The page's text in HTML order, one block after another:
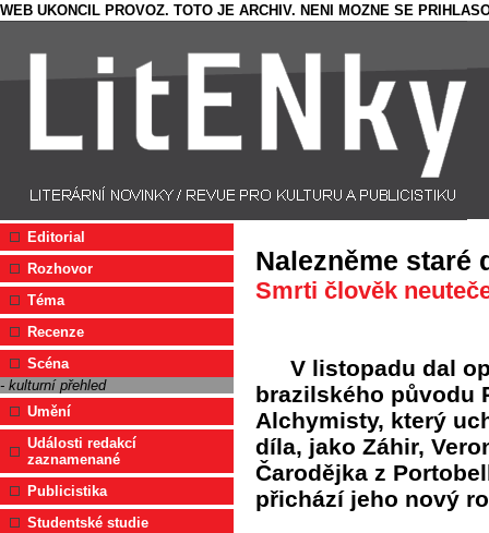
WEB UKONCIL PROVOZ. TOTO JE ARCHIV. NENI MOZNE SE
Editorial
Rozhovor
Téma
Recenze
Scéna
- kulturní přehled
Umění
Události redakcí
zaznamenané
Publicistika
Studentské studie
Nalezněme staré
Smrti člověk
V listopadu dal
brazilského původu
Alchymisty, který
díla, jako Záhir,
Čarodějka z
přichází jeho nový